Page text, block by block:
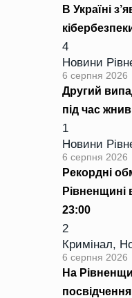
В Україні
4
Новини
6 серпня 2026
Другий
під час
1
Новини
6 серпня 2026
Рекордні
Рівненщині
23:00
2
Кримінал,
6 серпня 2026
На